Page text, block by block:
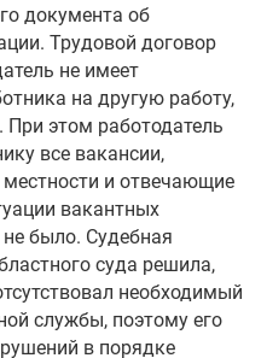
документа об
Трудовой договор
не имеет
на другую работу,
При этом работодатель
все вакансии,
и отвечающие
вакантных
было. Судебная
суда решила,
необходимый
службы, поэтому его
в порядке